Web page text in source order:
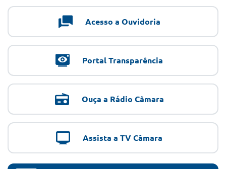
Acesso a Ouvidoria
Portal Transparência
Ouça a Rádio Câmara
Assista a TV Câmara